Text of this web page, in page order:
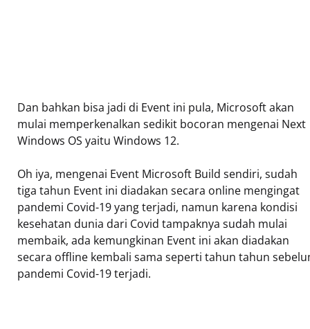
Dan bahkan bisa jadi di Event ini pula, Microsoft akan
mulai memperkenalkan sedikit bocoran mengenai Next
Windows OS yaitu Windows 12.
Oh iya, mengenai Event Microsoft Build sendiri, sudah
tiga tahun Event ini diadakan secara online mengingat
pandemi Covid-19 yang terjadi, namun karena kondisi
kesehatan dunia dari Covid tampaknya sudah mulai
membaik, ada kemungkinan Event ini akan diadakan
secara offline kembali sama seperti tahun tahun
pandemi Covid-19 terjadi.